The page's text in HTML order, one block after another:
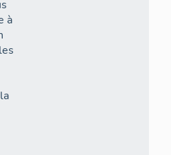
à